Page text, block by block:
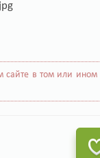
в том или